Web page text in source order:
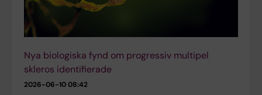
Nya biologiska fynd om progressiv multipel
skleros identifierade
2026-06-10 08:42